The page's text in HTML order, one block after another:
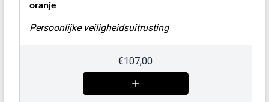
oranje
Persoonlijke veiligheidsuitrusting
€107,00